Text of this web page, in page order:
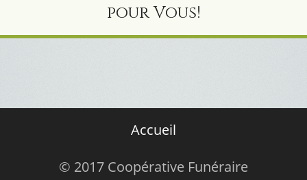
pour Vous!
Accueil
© 2017 Coopérative Funéraire